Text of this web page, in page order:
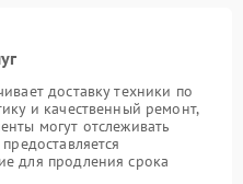
доставку техники по
и качественный ремонт,
могут отслеживать
для продления срока